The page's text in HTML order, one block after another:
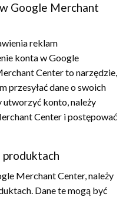
Google Merchant
reklam
konta w Google
Center to narzędzie,
przesyłać dane o swoich
konto, należy
Center i postępować
produktach
Merchant Center, należy
Dane te mogą być